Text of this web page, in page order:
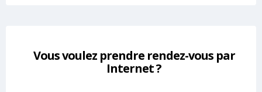
Vous voulez prendre rendez-vous par
Internet ?